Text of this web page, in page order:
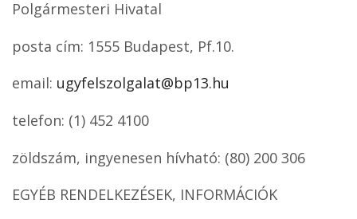
Polgármesteri Hivatal
posta cím: 1555 Budapest, Pf.10.
email: ugyfelszolgalat@bp13.hu
telefon: (1) 452 4100
zöldszám, ingyenesen hívható: (80) 200 306
EGYÉB RENDELKEZÉSEK, INFORMÁCIÓK